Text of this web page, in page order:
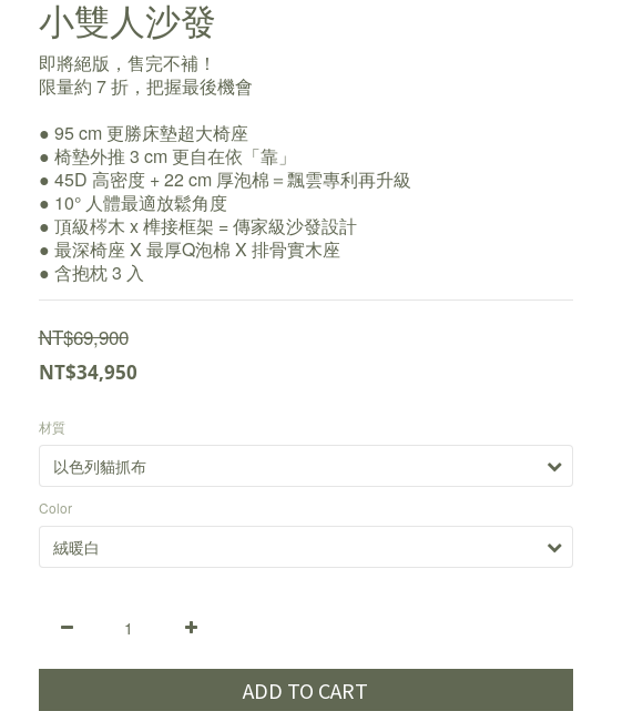
小雙人沙發
即將絕版，售完不補！
限量約 7 折，把握最後機會
● 95 cm 更勝床墊超大椅座
● 椅墊外推 3 cm 更自在依「靠」
● 45D 高密度 + 22 cm 厚泡棉＝飄雲專利再升級
● 10° 人體最適放鬆角度
● 頂級梣木 x 榫接框架 = 傳家級沙發設計
● 最深椅座 X 最厚Q泡棉 X 排骨實木座
● 含抱枕 3 入
NT$69,900
NT$34,950
材質
Color
ADD TO CART